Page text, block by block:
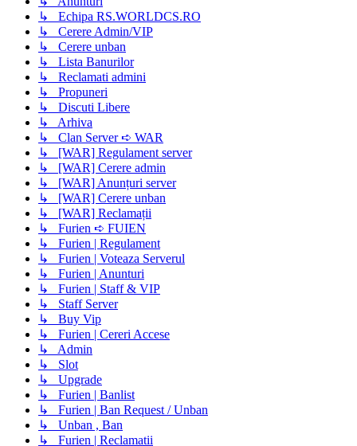
↳ Echipa RS.WORLDCS.RO
↳ Cerere Admin/VIP
↳ Cerere unban
↳ Lista Banurilor
↳ Reclamati admini
↳ Propuneri
↳ Discuti Libere
↳ Arhiva
↳ Clan Server ➪ WAR
↳ [WAR] Regulament server
↳ [WAR] Cerere admin
↳ [WAR] Anunțuri server
↳ [WAR] Cerere unban
↳ [WAR] Reclamații
↳ Furien ➪ FUIEN
↳ Furien | Regulament
↳ Furien | Voteaza Serverul
↳ Furien | Anunturi
↳ Furien | Staff & VIP
↳ Staff Server
↳ Buy Vip
↳ Furien | Cereri Accese
↳ Admin
↳ Slot
↳ Upgrade
↳ Furien | Banlist
↳ Furien | Ban Request / Unban
↳ Unban , Ban
↳ Furien | Reclamatii